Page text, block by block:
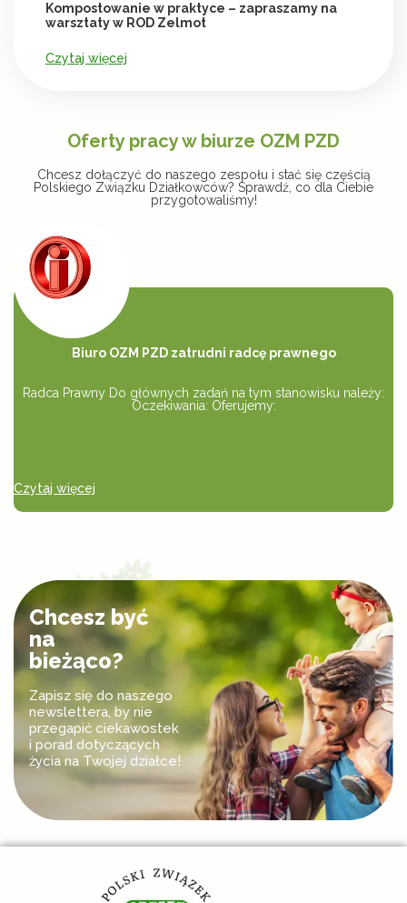
Kompostowanie w praktyce – zapraszamy na
warsztaty w ROD Zelmot
Czytaj więcej
Oferty pracy w biurze OZM PZD
Chcesz dołączyć do naszego zespołu i stać się częścią
Polskiego Związku Działkowców? Sprawdź, co dla Ciebie
przygotowaliśmy!
Biuro OZM PZD zatrudni radcę prawnego
Radca Prawny Do głównych zadań na tym stanowisku należy:
Oczekiwania: Oferujemy:
Czytaj więcej
Chcesz być
na
bieżąco?
Zapisz się do naszego
newslettera, by nie
przegapić ciekawostek
i porad dotyczących
życia na Twojej działce!